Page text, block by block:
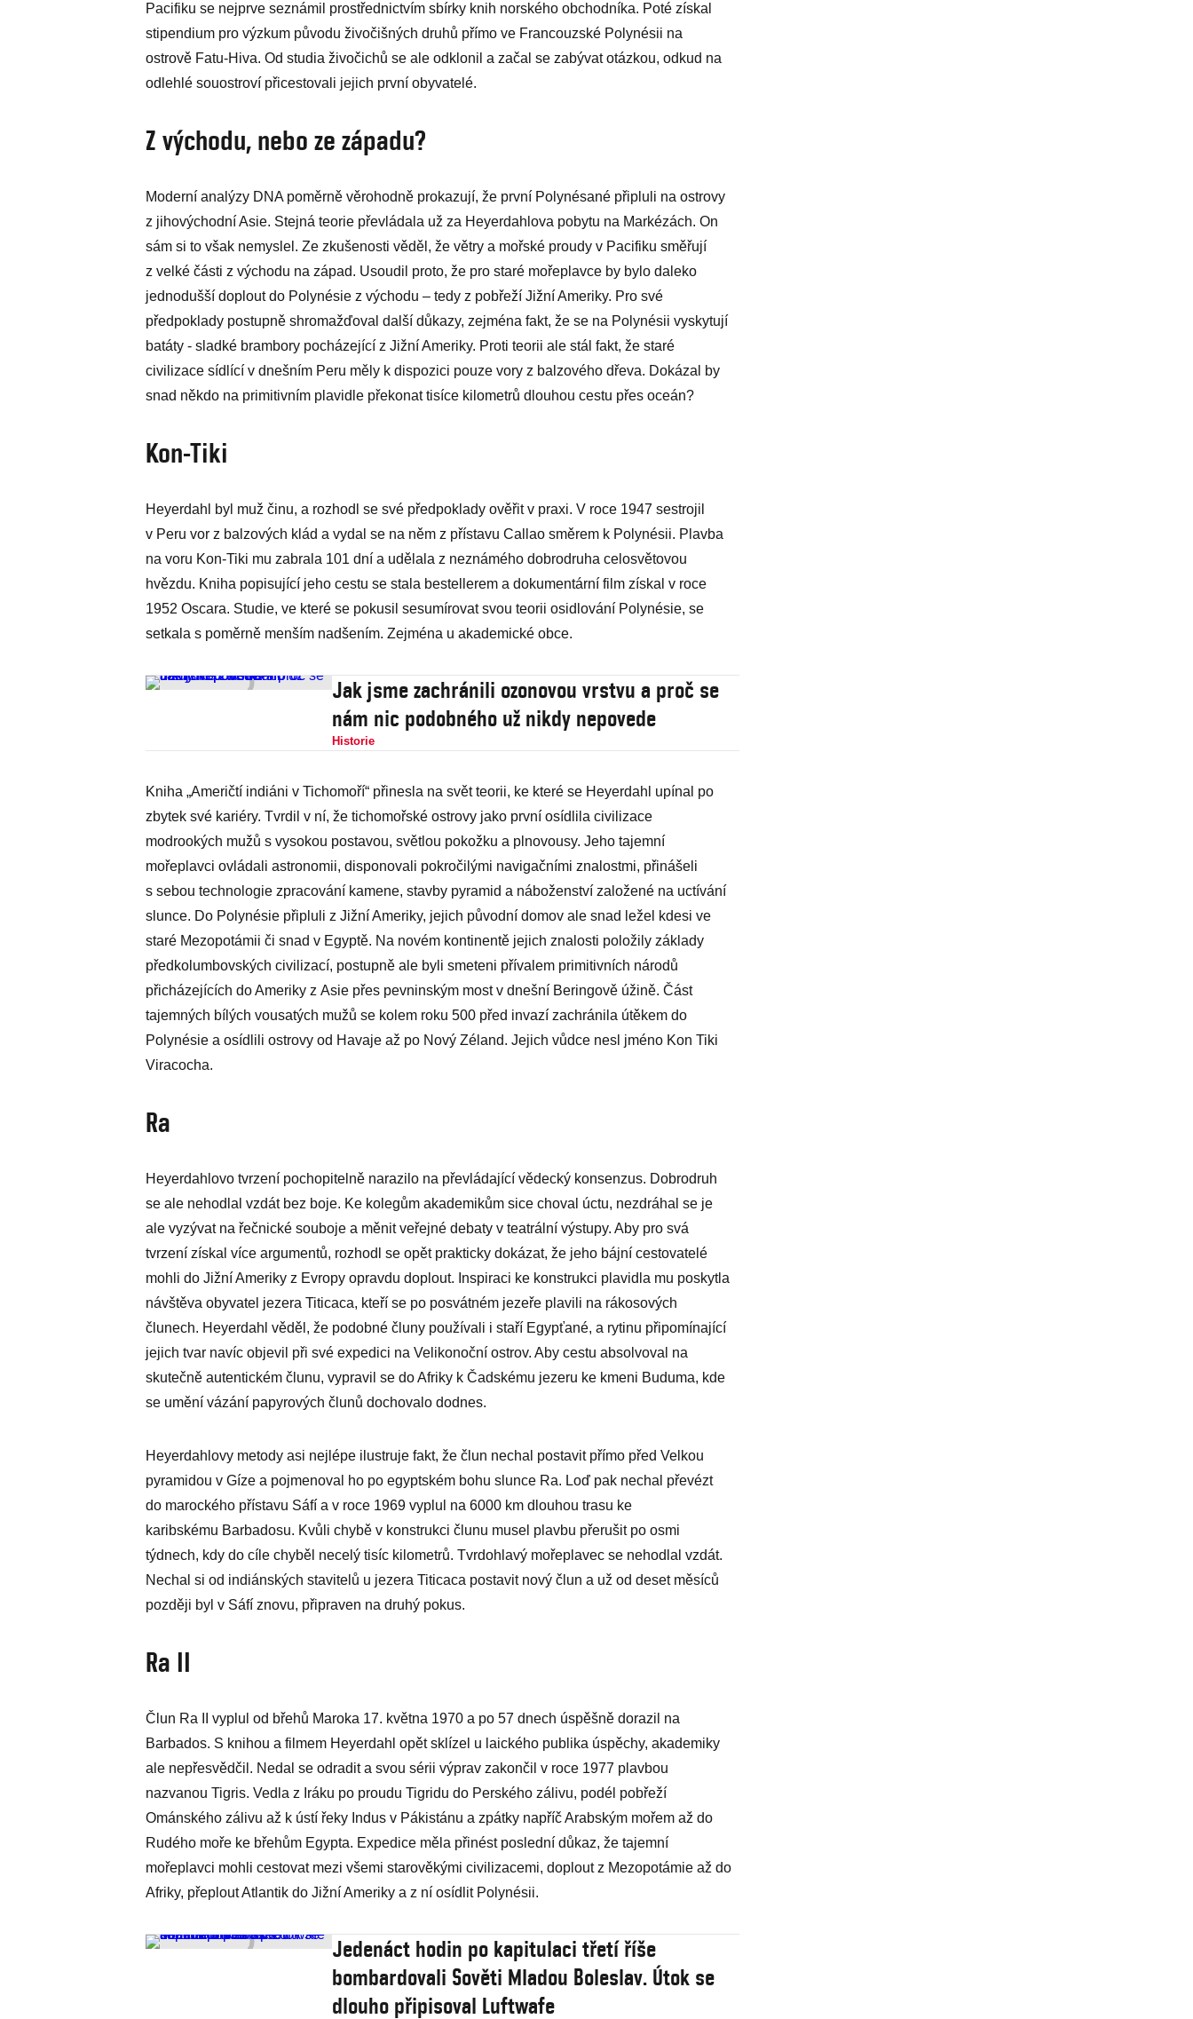
Pacifiku se nejprve seznámil prostřednictvím sbírky knih norského obchodníka. Poté získal
stipendium pro výzkum původu živočišných druhů přímo ve Francouzské Polynésii na
ostrově Fatu-Hiva. Od studia živočichů se ale odklonil a začal se zabývat otázkou, odkud na
odlehlé souostroví přicestovali jejich první obyvatelé.
Z východu, nebo ze západu?
Moderní analýzy DNA poměrně věrohodně prokazují, že první Polynésané připluli na ostrovy
z jihovýchodní Asie. Stejná teorie převládala už za Heyerdahlova pobytu na Markézách. On
sám si to však nemyslel. Ze zkušenosti věděl, že větry a mořské proudy v Pacifiku směřují
z velké části z východu na západ. Usoudil proto, že pro staré mořeplavce by bylo daleko
jednodušší doplout do Polynésie z východu – tedy z pobřeží Jižní Ameriky. Pro své
předpoklady postupně shromažďoval další důkazy, zejména fakt, že se na Polynésii vyskytují
batáty - sladké brambory pocházející z Jižní Ameriky. Proti teorii ale stál fakt, že staré
civilizace sídlící v dnešním Peru měly k dispozici pouze vory z balzového dřeva. Dokázal by
snad někdo na primitivním plavidle překonat tisíce kilometrů dlouhou cestu přes oceán?
Kon-Tiki
Heyerdahl byl muž činu, a rozhodl se své předpoklady ověřit v praxi. V roce 1947 sestrojil
v Peru vor z balzových klád a vydal se na něm z přístavu Callao směrem k Polynésii. Plavba
na voru Kon-Tiki mu zabrala 101 dní a udělala z neznámého dobrodruha celosvětovou
hvězdu. Kniha popisující jeho cestu se stala bestellerem a dokumentární film získal v roce
1952 Oscara. Studie, ve které se pokusil sesumírovat svou teorii osidlování Polynésie, se
setkala s poměrně menším nadšením. Zejména u akademické obce.
Jak jsme zachránili ozonovou vrstvu a proč se
nám nic podobného už nikdy nepovede
Historie
Kniha „Američtí indiáni v Tichomoří“ přinesla na svět teorii, ke které se Heyerdahl upínal po
zbytek své kariéry. Tvrdil v ní, že tichomořské ostrovy jako první osídlila civilizace
modrookých mužů s vysokou postavou, světlou pokožku a plnovousy. Jeho tajemní
mořeplavci ovládali astronomii, disponovali pokročilými navigačními znalostmi, přinášeli
s sebou technologie zpracování kamene, stavby pyramid a náboženství založené na uctívání
slunce. Do Polynésie připluli z Jižní Ameriky, jejich původní domov ale snad ležel kdesi ve
staré Mezopotámii či snad v Egyptě. Na novém kontinentě jejich znalosti položily základy
předkolumbovských civilizací, postupně ale byli smeteni přívalem primitivních národů
přicházejících do Ameriky z Asie přes pevninským most v dnešní Beringově úžině. Část
tajemných bílých vousatých mužů se kolem roku 500 před invazí zachránila útěkem do
Polynésie a osídlili ostrovy od Havaje až po Nový Zéland. Jejich vůdce nesl jméno Kon Tiki
Viracocha.
Ra
Heyerdahlovo tvrzení pochopitelně narazilo na převládající vědecký konsenzus. Dobrodruh
se ale nehodlal vzdát bez boje. Ke kolegům akademikům sice choval úctu, nezdráhal se je
ale vyzývat na řečnické souboje a měnit veřejné debaty v teatrální výstupy. Aby pro svá
tvrzení získal více argumentů, rozhodl se opět prakticky dokázat, že jeho bájní cestovatelé
mohli do Jižní Ameriky z Evropy opravdu doplout. Inspiraci ke konstrukci plavidla mu poskytla
návštěva obyvatel jezera Titicaca, kteří se po posvátném jezeře plavili na rákosových
člunech. Heyerdahl věděl, že podobné čluny používali i staří Egypťané, a rytinu připomínající
jejich tvar navíc objevil při své expedici na Velikonoční ostrov. Aby cestu absolvoval na
skutečně autentickém člunu, vypravil se do Afriky k Čadskému jezeru ke kmeni Buduma, kde
se umění vázání papyrových člunů dochovalo dodnes.
Heyerdahlovy metody asi nejlépe ilustruje fakt, že člun nechal postavit přímo před Velkou
pyramidou v Gíze a pojmenoval ho po egyptském bohu slunce Ra. Loď pak nechal převézt
do marockého přístavu Sáfí a v roce 1969 vyplul na 6000 km dlouhou trasu ke
karibskému Barbadosu. Kvůli chybě v konstrukci člunu musel plavbu přerušit po osmi
týdnech, kdy do cíle chyběl necelý tisíc kilometrů. Tvrdohlavý mořeplavec se nehodlal vzdát.
Nechal si od indiánských stavitelů u jezera Titicaca postavit nový člun a už od deset měsíců
později byl v Sáfí znovu, připraven na druhý pokus.
Ra II
Člun Ra II vyplul od břehů Maroka 17. května 1970 a po 57 dnech úspěšně dorazil na
Barbados. S knihou a filmem Heyerdahl opět sklízel u laického publika úspěchy, akademiky
ale nepřesvědčil. Nedal se odradit a svou sérii výprav zakončil v roce 1977 plavbou
nazvanou Tigris. Vedla z Iráku po proudu Tigridu do Perského zálivu, podél pobřeží
Ománského zálivu až k ústí řeky Indus v Pákistánu a zpátky napříč Arabským mořem až do
Rudého moře ke břehům Egypta. Expedice měla přinést poslední důkaz, že tajemní
mořeplavci mohli cestovat mezi všemi starověkými civilizacemi, doplout z Mezopotámie až do
Afriky, přeplout Atlantik do Jižní Ameriky a z ní osídlit Polynésii.
Jedenáct hodin po kapitulaci třetí říše
bombardovali Sověti Mladou Boleslav. Útok se
dlouho připisoval Luftwafe